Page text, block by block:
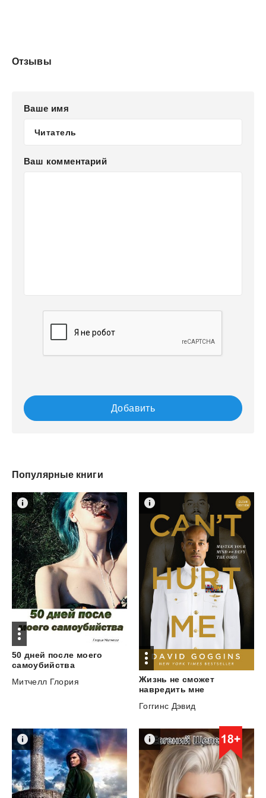
Отзывы
Ваше имя
Ваш комментарий
Добавить
Популярные книги
50 дней после моего
самоубийства
Митчелл Глория
Жизнь не сможет
навредить мне
Гоггинс Дэвид